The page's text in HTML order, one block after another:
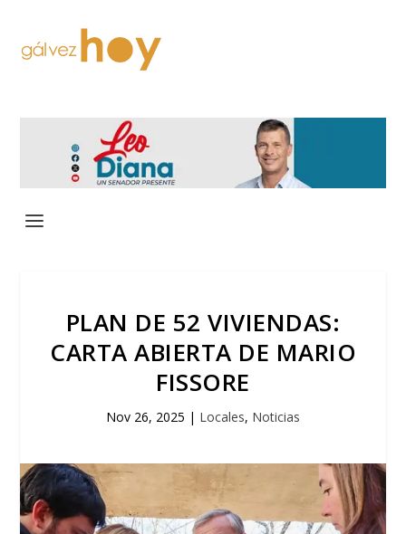
PLAN DE 52 VIVIENDAS:
CARTA ABIERTA DE MARIO
FISSORE
Nov 26, 2025 | Locales, Noticias